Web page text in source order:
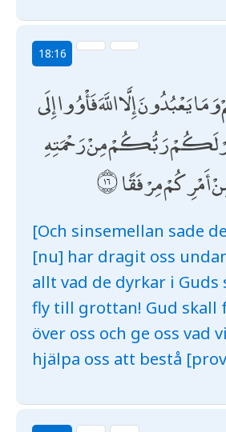
18:16
يَعْبُدُونَ إِلَّا اللَّهَ فَأْوُوا إِلَى
رَبُّكُمْ مِنْ رَحْمَتِهِ
مِرْفَقًا
[Och sinsemellan sade
[nu] har dragit oss
allt vad de dyrkar i Guds
fly till grottan! Gud skall
över oss och ge oss vad
hjälpa oss att bestå